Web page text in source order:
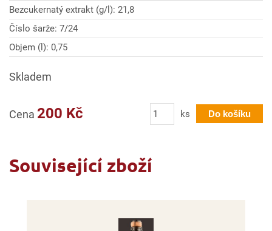
Bezcukernatý extrakt (g/l): 21,8
Číslo šarže: 7/24
Objem (l): 0,75
Skladem
Cena 200 Kč Počet ks Do košíku
Související zboží